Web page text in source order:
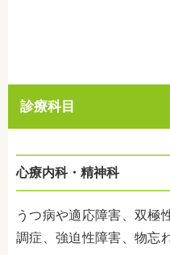
診療科目
心療内科・精神科
うつ病や適応障害、双極
調症、強迫性障害、物忘